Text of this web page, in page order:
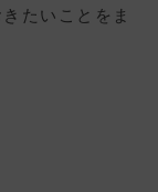
たいことをま